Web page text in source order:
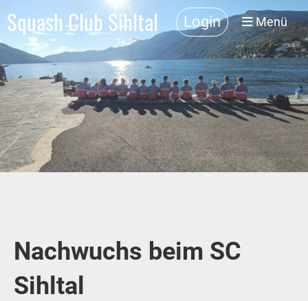
Squash Club Sihltal Login Menü
Nachwuchs beim SC
Sihltal